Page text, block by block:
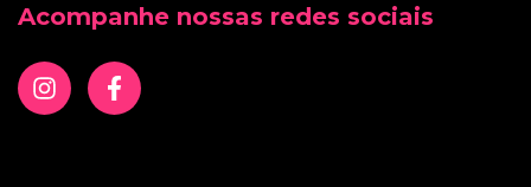
Acompanhe nossas redes sociais